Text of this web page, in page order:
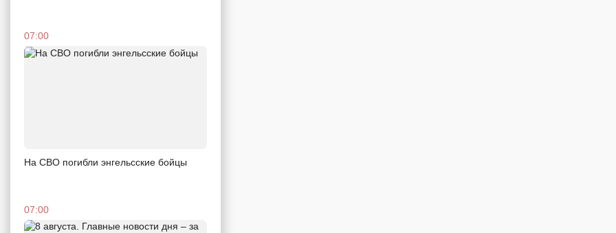
07:00
На СВО погибли энгельсские бойцы
07:00